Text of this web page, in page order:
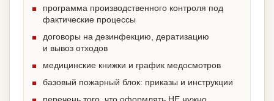
программа производственного контроля под
фактические процессы
договоры на дезинфекцию, дератизацию
и вывоз отходов
медицинские книжки и график медосмотров
базовый пожарный блок: приказы и инструкции